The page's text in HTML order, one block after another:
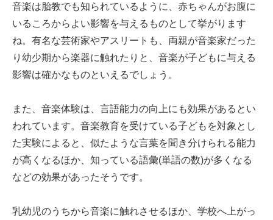
音楽は胎教でも知られているように、赤ちゃんがお腹に
いるころからよい影響を与えるものとして挙がります
ね。有名な芸術家やアスリートも、両親が音楽家だった
り幼少期から楽器に触れたりと、音楽が子どもに与える
影響は確かなものといえるでしょう。
また、音楽体験は、言語能力の向上にも効果があるとい
われています。音楽教育を受けている子どもを対象とし
た実験によると、似たような言葉を聞き分けられる能力
が高くなるほか、知っている語彙(単語の数)が多くなる
などの効果があったそうです。
乳幼児のうちから音楽に触れさせるほか、学校へ上がっ